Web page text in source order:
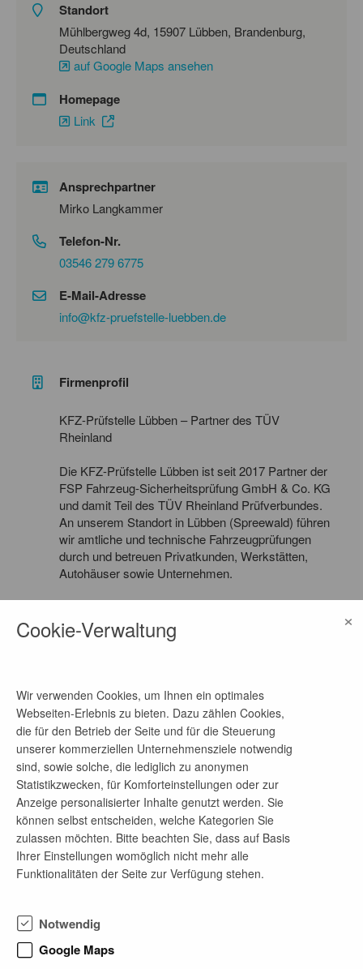
Standort
Mühlbergweg 4d, 15907 Lübben, Brandenburg,
Deutschland
auf Google Maps ansehen
Homepage
Link
Ansprechpartner
Mirko Langkammer
Telefon-Nr.
03546 279 6775
E-Mail-Adresse
info@kfz-pruefstelle-luebben.de
Firmenprofil
KFZ-Prüfstelle Lübben – Partner des TÜV
Rheinland
Die KFZ-Prüfstelle Lübben ist seit 2017 Partner der
FSP Fahrzeug-Sicherheitsprüfung GmbH & Co. KG
und damit Teil des TÜV Rheinland Prüfverbundes.
An unserem Standort in Lübben (Spreewald) führen
wir amtliche und technische Fahrzeugprüfungen
durch und betreuen Privatkunden, Werkstätten,
Autohäuser sowie Unternehmen.
anderem Hauptuntersuchungen (HU) nach § 29
StVZO, Änderungsabnahmen,
Fahrzeug.
Als inhabergeführtes Unternehmen verbinden wir
die Strukturen einer bundesweit tätigen
Prüforganisation mit kurzen Entscheidungswegen
und einem familiären Arbeitsumfeld. Wir bieten
Studierenden der Fachrichtungen Fahrzeugtechnik,
Maschinenbau, Automobiltechnik und verwandter
Studiengänge die Möglichkeit, praktische
Erfahrungen im Bereich Fahrzeugprüfung und
Sachverständigenwesen zu sammeln.
ihnen einen praxisnahen Einblick in einen technisch
anspruchsvollen und zukunftssicheren
Cookie-Verwaltung ×
Wir verwenden Cookies, um Ihnen ein optimales
Webseiten-Erlebnis zu bieten. Dazu zählen Cookies,
die für den Betrieb der Seite und für die Steuerung
unserer kommerziellen Unternehmensziele notwendig
sind, sowie solche, die lediglich zu anonymen
Statistikzwecken, für Komforteinstellungen oder zur
Anzeige personalisierter Inhalte genutzt werden. Sie
können selbst entscheiden, welche Kategorien Sie
zulassen möchten. Bitte beachten Sie, dass auf Basis
Ihrer Einstellungen womöglich nicht mehr alle
Funktionalitäten der Seite zur Verfügung stehen.
Notwendig
Google Maps